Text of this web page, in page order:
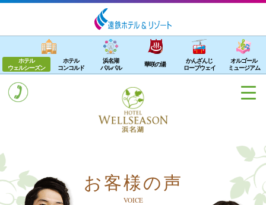
ホテル
ウェルシーズン
ホテル
コンコルド
浜名湖
パルパル
華咲の湯
かんざんじ
ロープウェイ
オルゴール
ミュージアム
お客様の声
VOICE